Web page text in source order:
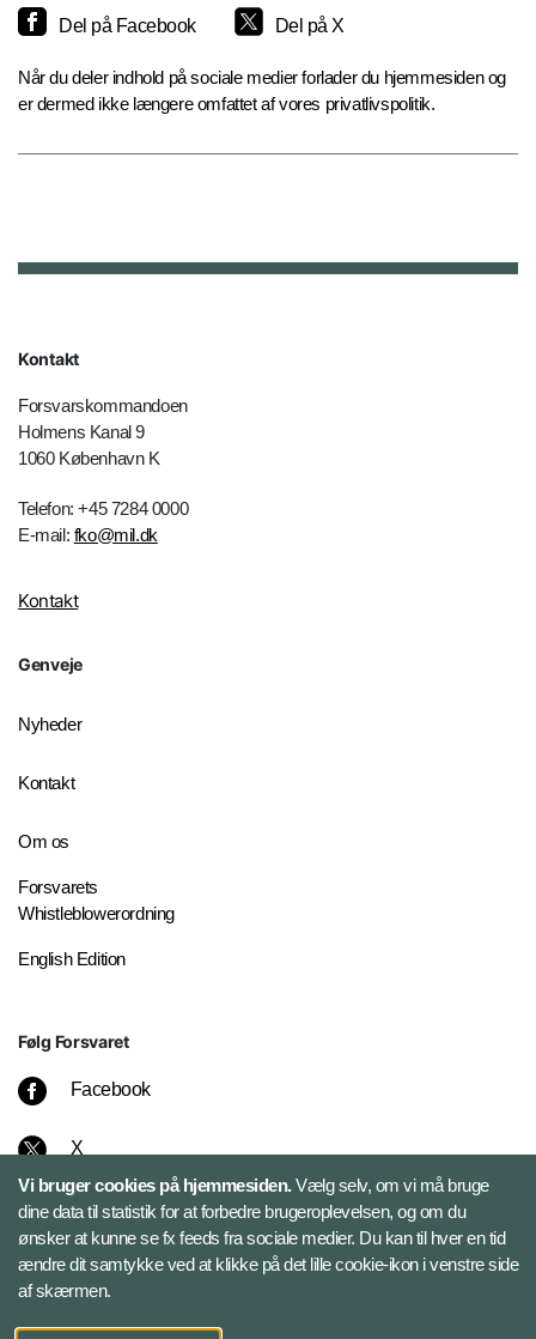
Del på Facebook Del på X
Når du deler indhold på sociale medier forlader du hjemmesiden og
er dermed ikke længere omfattet af vores privatlivspolitik.
Kontakt
Forsvarskommandoen
Holmens Kanal 9
1060 København K
Telefon: +45 7284 0000
E-mail: fko@mil.dk
Kontakt
Genveje
Nyheder
Kontakt
Om os
Forsvarets
Whistleblowerordning
English Edition
Følg Forsvaret
Facebook
X
Instagram
Bluesky
LinkedIn
Vi bruger cookies på hjemmesiden.Vælg selv, om vi må bruge
dine data til statistik for at forbedre brugeroplevelsen, og om du
ønsker at kunne se fx feeds fra sociale medier. Du kan til hver en tid
ændre dit samtykke ved at klikke på det lille cookie-ikon i venstre side
af skærmen.